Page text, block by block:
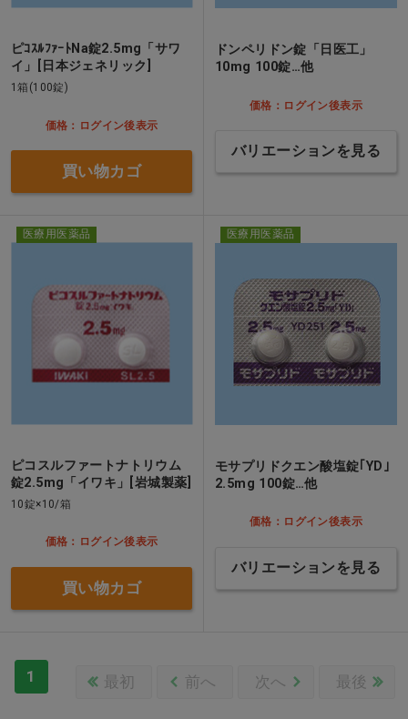
ピｺｽﾙﾌｧｰﾄNa錠2.5mg「サワ
イ」[日本ジェネリック]
1箱(100錠)
価格：ログイン後表示
買い物カゴ
ドンペリドン錠「日医工」
10mg 100錠…他
価格：ログイン後表示
バリエーションを見る
医療用医薬品
ピコスルファートナトリウム
錠2.5mg「イワキ」[岩城製薬]
10錠×10/箱
価格：ログイン後表示
買い物カゴ
医療用医薬品
モサプリドクエン酸塩錠｢YD｣
2.5mg 100錠…他
価格：ログイン後表示
バリエーションを見る
1 最初 前へ 次へ 最後